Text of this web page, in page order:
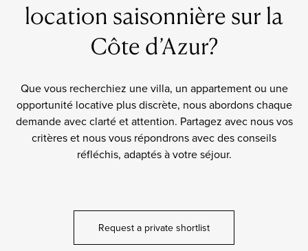
location saisonnière sur la
Côte d’Azur?
Que vous recherchiez une villa, un appartement ou une
opportunité locative plus discrète, nous abordons chaque
demande avec clarté et attention. Partagez avec nous vos
critères et nous vous répondrons avec des conseils
réfléchis, adaptés à votre séjour.
Request a private shortlist